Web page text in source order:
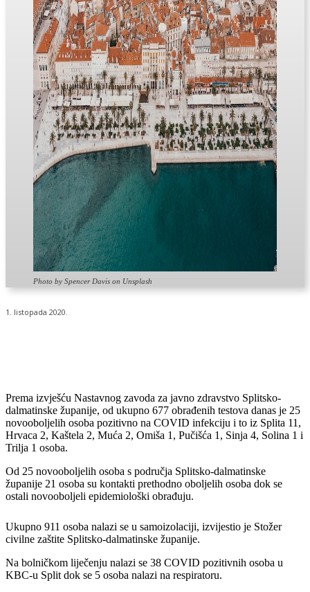
Photo by Spencer Davis on Unsplash
1. listopada 2020.
Prema izvješću Nastavnog zavoda za javno zdravstvo Splitsko-
dalmatinske županije, od ukupno 677 obrađenih testova danas je 25
novooboljelih osoba pozitivno na COVID infekciju i to iz Splita 11,
Hrvaca 2, Kaštela 2, Muća 2, Omiša 1, Pučišća 1, Sinja 4, Solina 1 i
Trilja 1 osoba.
Od 25 novooboljelih osoba s područja Splitsko-dalmatinske
županije 21 osoba su kontakti prethodno oboljelih osoba dok se
ostali novooboljeli epidemiološki obrađuju.
Ukupno 911 osoba nalazi se u samoizolaciji, izvijestio je Stožer
civilne zaštite Splitsko-dalmatinske županije.
Na bolničkom liječenju nalazi se 38 COVID pozitivnih osoba u
KBC-u Split dok se 5 osoba nalazi na respiratoru.